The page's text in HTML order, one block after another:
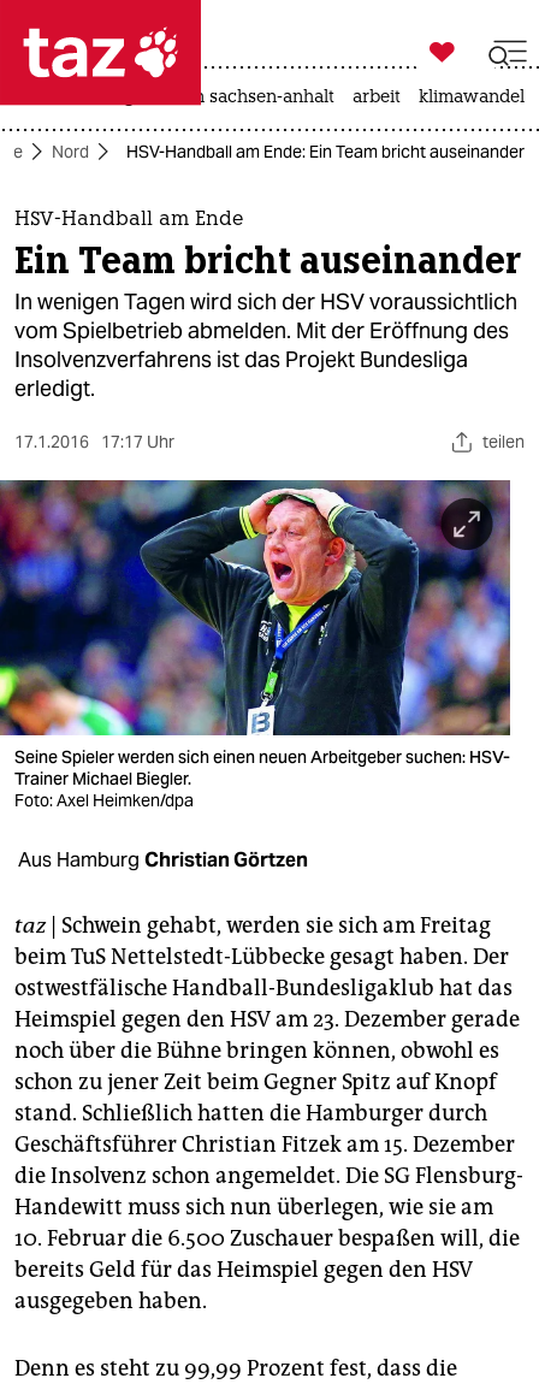
 taz zahl ich
taz zahl ich
themen
politik
öko
gesellschaft
kultur
sport
berlin
nord
wahrheit
verlag
verlag
veranstaltungen
unterstützen
abo
genossenschaft
epaper login

taz zahl ich
landtagswahl in sachsen-anhalt arbeit klimawandel
Nord HSV-Handball am Ende: Ein Team bricht auseinander
HSV-Handball am Ende
Ein Team bricht auseinander
In wenigen Tagen wird sich der HSV voraussichtlich
vom Spielbetrieb abmelden. Mit der Eröffnung des
Insolvenzverfahrens ist das Projekt Bundesliga
erledigt.
17.1.2016 17:17 Uhr teilen
Seine Spieler werden sich einen neuen Arbeitgeber suchen: HSV-
Trainer Michael Biegler.
Foto: Axel Heimken/dpa
Aus Hamburg Christian Görtzen
taz| Schwein gehabt, werden sie sich am Freitag
beim TuS Nettelstedt-Lübbecke gesagt haben. Der
ostwestfälische Handball-Bundesligaklub hat das
Heimspiel gegen den HSV am 23. Dezember gerade
noch über die Bühne bringen können, obwohl es
schon zu jener Zeit beim Gegner Spitz auf Knopf
stand. Schließlich hatten die Hamburger durch
Geschäftsführer Christian Fitzek am 15. Dezember
die Insolvenz schon angemeldet. Die SG Flensburg-
Handewitt muss sich nun überlegen, wie sie am
10. Februar die 6.500 Zuschauer bespaßen will, die
bereits Geld für das Heimspiel gegen den HSV
ausgegeben haben.
Denn es steht zu 99,99 Prozent fest, dass die